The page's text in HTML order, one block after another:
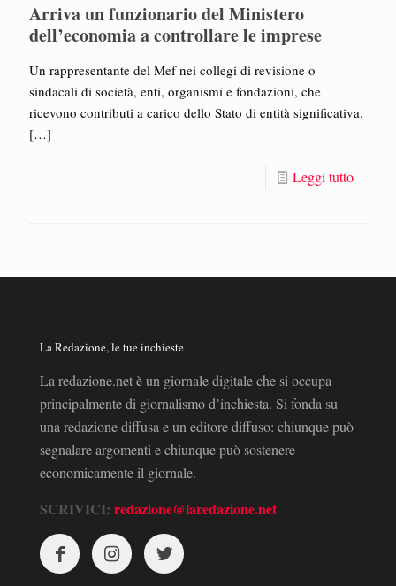
Arriva un funzionario del Ministero
dell’economia a controllare le imprese
Un rappresentante del Mef nei collegi di revisione o
sindacali di società, enti, organismi e fondazioni, che
ricevono contributi a carico dello Stato di entità significativa.
[…]
Leggi tutto
La Redazione, le tue inchieste
La redazione.net è un giornale digitale che si occupa
principalmente di giornalismo d’inchiesta. Si fonda su
una redazione diffusa e un editore diffuso: chiunque può
segnalare argomenti e chiunque può sostenere
economicamente il giornale.
SCRIVICI: redazione@laredazione.net